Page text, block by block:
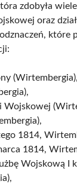
zdobyła
oraz
które
(Wirtembergia),
Wojskowej
1814,
1814,
Wojskową I